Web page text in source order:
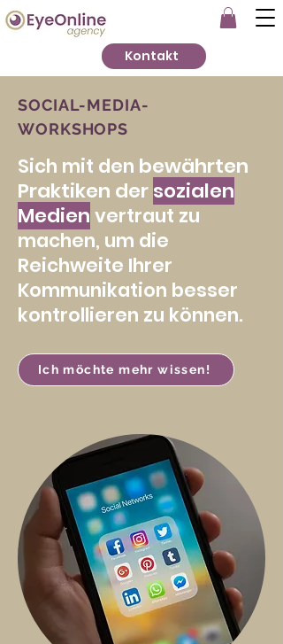
Kontakt
SOCIAL-MEDIA-
WORKSHOPS
Sich mit den bewährten
Praktiken dersozialen
Medien vertraut zu
machen, um die
Reichweite Ihrer
Kommunikation besser
kontrollieren zu können.
Ich möchte mehr wissen!